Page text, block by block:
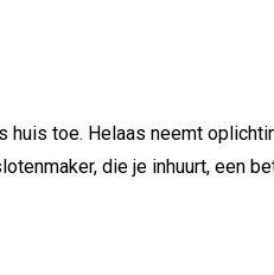
toe. Helaas neemt
die je inhuurt, een